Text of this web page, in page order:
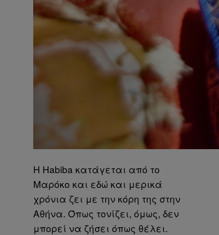
Η Habiba κατάγεται από το
Μαρόκο και εδώ και μερικά
χρόνια ζει με την κόρη της στην
Αθήνα. Όπως τονίζει, όμως, δεν
μπορεί να ζήσει όπως θέλει.